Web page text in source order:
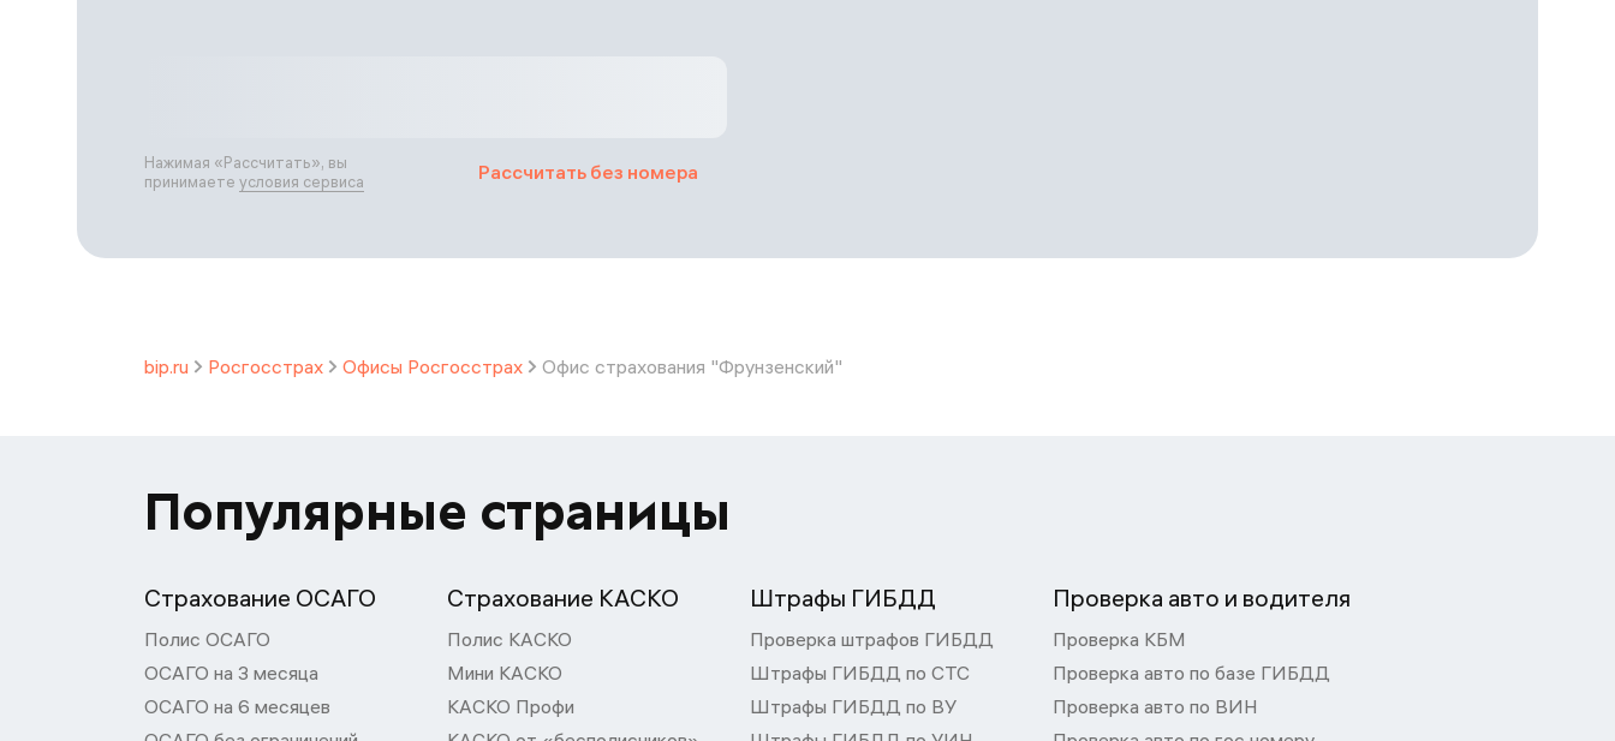
Рассчитать без номера
Нажимая «Рассчитать», вы
принимаете условия сервиса
bip.ru Росгосстрах Офисы Росгосстрах Офис страхования "Фрунзенский"
Популярные страницы
Страхование ОСАГО
Полис ОСАГО
ОСАГО на 3 месяца
ОСАГО на 6 месяцев
Страхование КАСКО
Полис КАСКО
Мини КАСКО
КАСКО Профи
Штрафы ГИБДД
Проверка штрафов ГИБДД
Штрафы ГИБДД по СТС
Штрафы ГИБДД по ВУ
Проверка авто и водителя
Проверка КБМ
Проверка авто по базе ГИБДД
Проверка авто по ВИН